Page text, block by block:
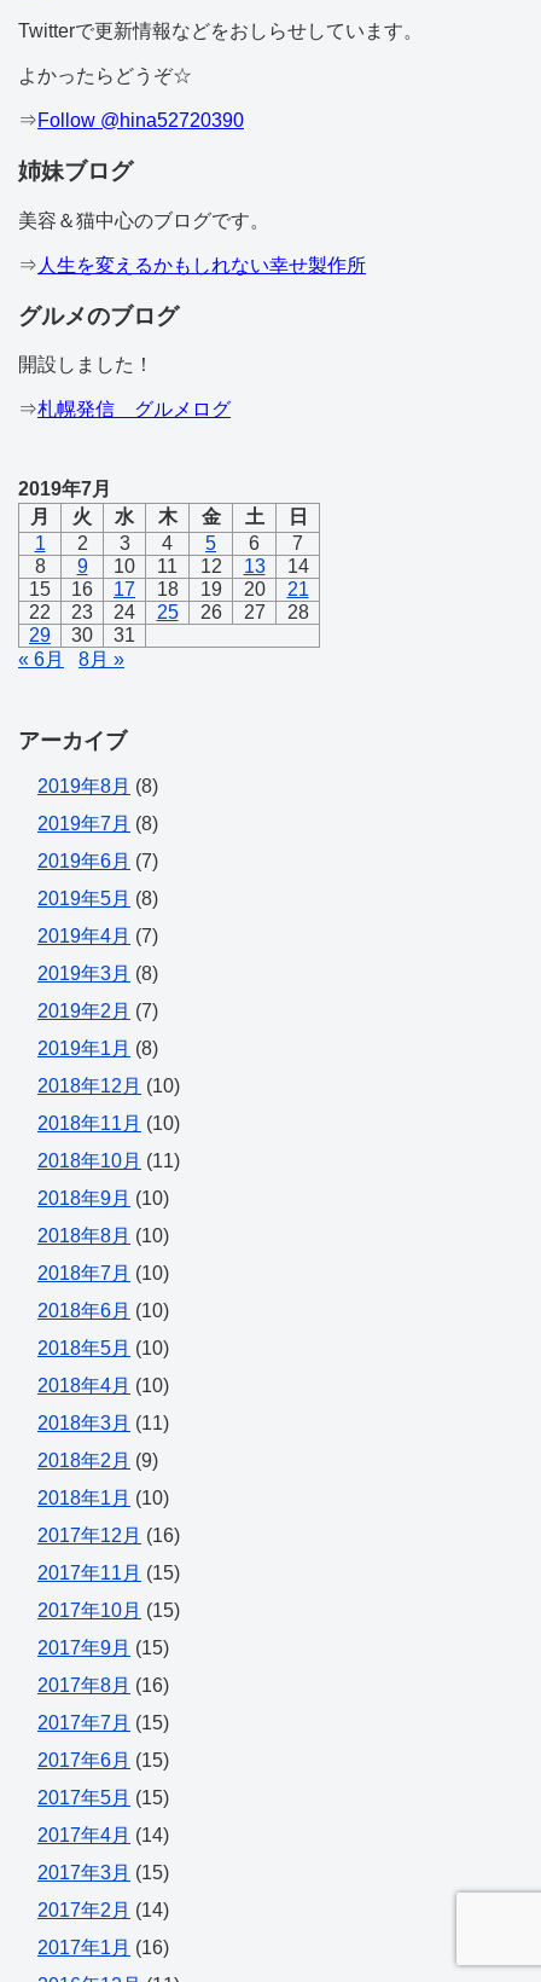
Twitterで更新情報などをおしらせしています。
よかったらどうぞ☆
⇒Follow @hina52720390
姉妹ブログ
美容＆猫中心のブログです。
⇒ 人生を変えるかもしれない幸せ製作所
グルメのブログ
開設しました！
⇒札幌発信 グルメログ
2019年7月
月
火 水 木 金 土
日
1
2 3 4 5 6
7
8
9 10 11 12 13
14
15
16 17 18 19 20
21
22
23 24 25 26 27
28
29
30
31
« 6月
8月 »
アーカイブ
2019年8月 (8)
2019年7月 (8)
2019年6月 (7)
2019年5月 (8)
2019年4月 (7)
2019年3月 (8)
2019年2月 (7)
2019年1月 (8)
2018年12月 (10)
2018年11月 (10)
2018年10月 (11)
2018年9月 (10)
2018年8月 (10)
2018年7月 (10)
2018年6月 (10)
2018年5月 (10)
2018年4月 (10)
2018年3月 (11)
2018年2月 (9)
2018年1月 (10)
2017年12月 (16)
2017年11月 (15)
2017年10月 (15)
2017年9月 (15)
2017年8月 (16)
2017年7月 (15)
2017年6月 (15)
2017年5月 (15)
2017年4月 (14)
2017年3月 (15)
2017年2月 (14)
2017年1月 (16)